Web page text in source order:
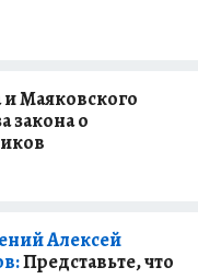
Маяковского
закона о
Алексей
Представьте, что